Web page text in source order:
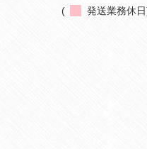
( 発送業務休